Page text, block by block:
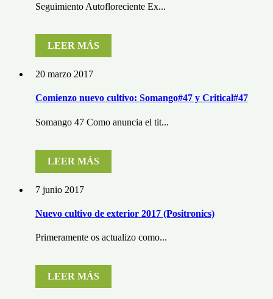
Seguimiento Autofloreciente Ex...
LEER MÁS
20 marzo 2017
Comienzo nuevo cultivo: Somango#47 y Critical#47
Somango 47 Como anuncia el tit...
LEER MÁS
7 junio 2017
Nuevo cultivo de exterior 2017 (Positronics)
Primeramente os actualizo como...
LEER MÁS